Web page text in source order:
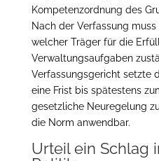
Kompetenzordnung des
Nach der Verfassung
welcher Träger für die
Verwaltungsaufgaben
Verfassungsgericht setzte
eine Frist bis spätestens
gesetzliche Neuregelung
die Norm anwendbar.
Urteil ein Schlag